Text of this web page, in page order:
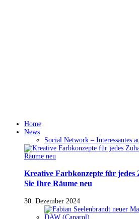
Home
News
Social Network – Interessantes
Kreative Farbkonzepte für jedes
Sie Ihre Räume neu
30. Dezember 2024